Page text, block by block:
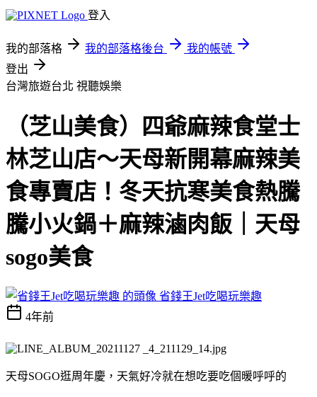
登入
我的部落格 我的部落格後台
我的帳號
登出
台灣旅遊台北 視聽娛樂
（芝山美食）四爺麻辣食堂士
林芝山店～天母新開幕麻辣美
食專賣店！冬天抗寒美食熱騰
騰小火鍋＋麻辣滷肉飯｜天母
sogo美食
省錢王Jet吃喝玩樂趣
4年前
天母SOGO逛周年慶，天氣好冷就在想吃要吃個暖呼呼的